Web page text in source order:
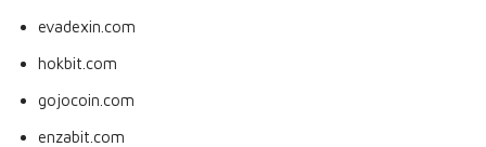
evadexin.com
hokbit.com
gojocoin.com
enzabit.com